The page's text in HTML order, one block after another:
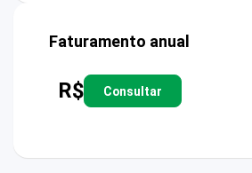
Faturamento anual
R$ Consultar